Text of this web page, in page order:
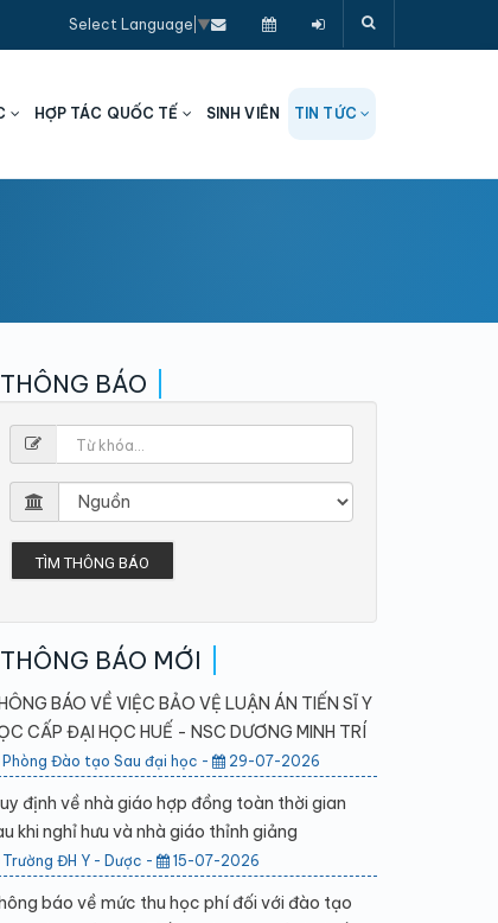
Select Language ▼
HỢP TÁC QUỐC TẾ SINH VIÊN TIN TỨC
THÔNG BÁO
TÌM THÔNG BÁO
THÔNG BÁO MỚI
BÁO VỀ VIỆC BẢO VỆ LUẬN ÁN TIẾN SĨ Y
CẤP ĐẠI HỌC HUẾ - NSC DƯƠNG MINH TRÍ
Phòng Đào tạo Sau đại học - 29-07-2026
định về nhà giáo hợp đồng toàn thời gian
khi nghỉ hưu và nhà giáo thỉnh giảng
Trường ĐH Y - Dược - 15-07-2026
báo về mức thu học phí đối với đào tạo